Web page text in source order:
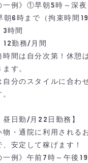
一例》①早朝5時～深
朝6時まで（拘束時間19
3時間
12勤務/月間
間は自分次第！休憩
す。
分のスタイルに合わ
日勤/月22日勤務】
物・通院に利用される
安定して稼げます！
一例》午前7時～午後